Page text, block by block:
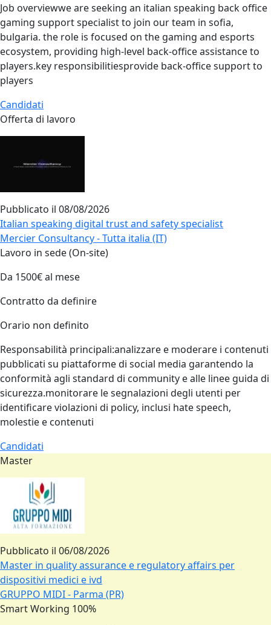
Job overviewwe are seeking an italian speaking back office
gaming support specialist to join our team in sofia,
bulgaria. the role is focused on the gaming and esports
ecosystem, providing high‑level back‑office assistance to
players.key responsibilitiesprovide back‑office support to
players
Candidati
Offerta di lavoro
Pubblicato il 08/08/2026
Italian speaking digital trust and safety specialist
Mercier Consultancy - Tutta italia (IT)
Lavoro in sede (On-site)
Da 1500€ al mese
Contratto da definire
Orario non definito
Responsabilità principali:analizzare e moderare i contenuti
pubblicati su piattaforme di social media garantendo la
conformità agli standard di community e alle linee guida di
sicurezza.monitorare le segnalazioni degli utenti per
identificare violazioni di policy, inclusi hate speech,
molestie e contenuti
Candidati
Master
Pubblicato il 06/08/2026
Master in quality assurance e regulatory affairs per
dispositivi medici e ivd
GRUPPO MIDI - Parma (PR)
Smart Working 100%